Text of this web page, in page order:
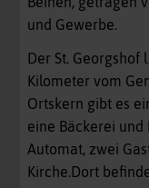
und Gewerbe.
Der St.
Kilometer vom
Ortskern gibt es
eine Bäckerei und
Automat, zwei
Kirche.Dort